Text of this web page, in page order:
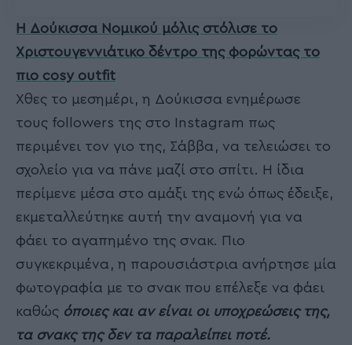
Η Δούκισσα Νομικού μόλις στόλισε το
Χριστουγεννιάτικο δέντρο της φορώντας το
πιο cosy outfit
Χθες το μεσημέρι, η Δούκισσα ενημέρωσε
τους followers της στο Instagram πως
περιμένει τον γιο της, Σάββα, να τελειώσει το
σχολείο για να πάνε μαζί στο σπίτι. Η ίδια
περίμενε μέσα στο αμάξι της ενώ όπως έδειξε,
εκμεταλλεύτηκε αυτή την αναμονή για να
φάει το αγαπημένο της σνακ. Πιο
συγκεκριμένα, η παρουσιάστρια ανήρτησε μία
φωτογραφία με το σνακ που επέλεξε να φάει
καθώς όποιες και αν είναι οι υποχρεώσεις της,
τα σνακς της δεν τα παραλείπει ποτέ.